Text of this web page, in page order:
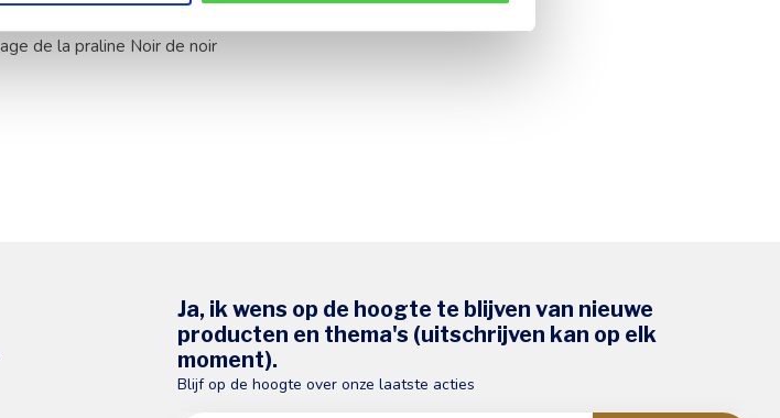
Ja, ik wens op de hoogte te blijven van nieuwe
producten en thema's (uitschrijven kan op elk
moment).
Blijf op de hoogte over onze laatste acties